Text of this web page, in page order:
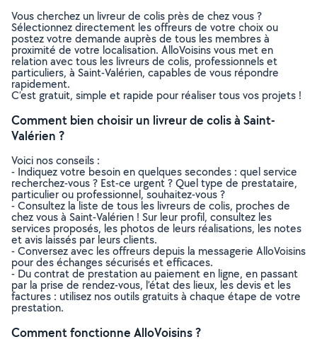
Vous cherchez un livreur de colis près de chez vous ?
Sélectionnez directement les offreurs de votre choix ou
postez votre demande auprès de tous les membres à
proximité de votre localisation. AlloVoisins vous met en
relation avec tous les livreurs de colis, professionnels et
particuliers, à Saint-Valérien, capables de vous répondre
rapidement.
C’est gratuit, simple et rapide pour réaliser tous vos projets !
Comment bien choisir un livreur de colis à Saint-
Valérien ?
Voici nos conseils :
- Indiquez votre besoin en quelques secondes : quel service
recherchez-vous ? Est-ce urgent ? Quel type de prestataire,
particulier ou professionnel, souhaitez-vous ?
- Consultez la liste de tous les livreurs de colis, proches de
chez vous à Saint-Valérien ! Sur leur profil, consultez les
services proposés, les photos de leurs réalisations, les notes
et avis laissés par leurs clients.
- Conversez avec les offreurs depuis la messagerie AlloVoisins
pour des échanges sécurisés et efficaces.
- Du contrat de prestation au paiement en ligne, en passant
par la prise de rendez-vous, l’état des lieux, les devis et les
factures : utilisez nos outils gratuits à chaque étape de votre
prestation.
Comment fonctionne AlloVoisins ?